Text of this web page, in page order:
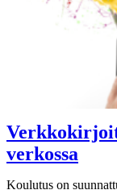
verkossa
Koulutus on